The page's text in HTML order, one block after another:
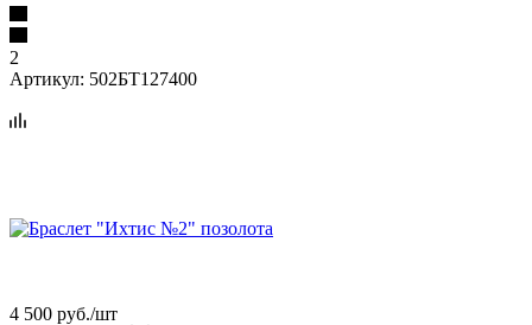
2
Артикул: 502БТ127400
4 500 руб./шт